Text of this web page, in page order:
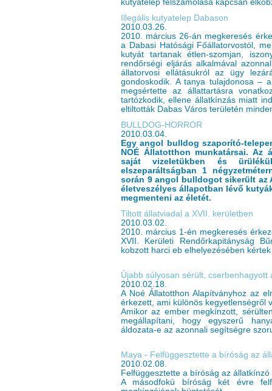
kutyatelep felszámolása kapcsán
Illegális kutyatelep Dabason
2010.03.26.
2010. március 26-án megkeresés
a Dabasi Hatósági Főállatorvostól,
kutyát tartanak étlen-szomjan,
rendőrségi eljárás alkalmával
állatorvosi ellátásukról az ügy
gondoskodik. A tanya tulajdonosa –
megsértette az állattartásra
tartózkodik, ellene állatkínzás miatt
eltiltották Dabas Város területén
BULLDOG-HORROR
2010.03.04.
Egy angol bulldog szaporító-
NOÉ Állatotthon munkatársai. Az
saját vizeletükben és
elszeparáltságban 1
során 9 angol bulldogot sikerült az
életveszélyes állapotban lévő
megmenteni az életét.
Tiltott állatviadal a XVII. kerületben
2010.03.02.
2010. március 1-én megkeresés
XVII. Kerületi Rendőrkapitányság
kobzott harci eb elhelyezésében
Újabb súlyosan sérült, cserbenhagyott
2010.02.18.
A Noé Állatotthon Alapítványhoz az
érkezett, ami különös kegyetlenségről
Amikor az ember megkínzott,
megállapítani, hogy egyszerű
áldozata-e az azonnali segítségre
Maya - Felfüggesztette a bíróság az
2010.02.08.
Felfüggesztette a bíróság az
A másodfokú bíróság két évre